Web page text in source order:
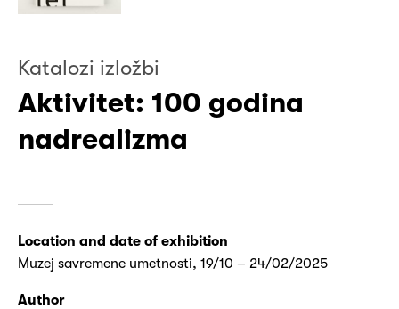
Katalozi izložbi
Aktivitet: 100 godina
nadrealizma
Location and date of exhibition
Muzej savremene umetnosti, 19/10 – 24/02/2025
Author